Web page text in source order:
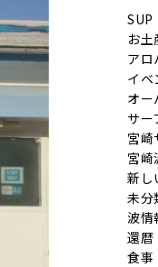
SUP
お土
アロ
イベ
オー
サー
宮崎
宮崎
新し
未分
波情
還暦
食事